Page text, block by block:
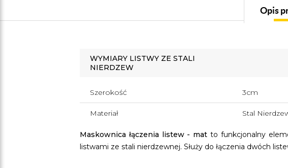
Opis
WYMIARY LISTWY ZE STALI
NIERDZEW
Szerokość 3cm
Materiał Stal
Maskownica łączenia listew - mat to funkcjonalny
listwami ze stali nierdzewnej. Służy do łączenia dwóch